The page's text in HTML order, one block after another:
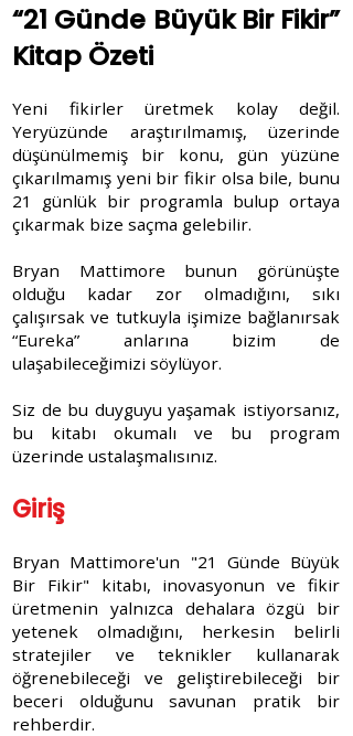
“21 Günde Büyük Bir Fikir”
Kitap Özeti
Yeni fikirler üretmek kolay değil.
Yeryüzünde araştırılmamış, üzerinde
düşünülmemiş bir konu, gün yüzüne
çıkarılmamış yeni bir fikir olsa bile, bunu
21 günlük bir programla bulup ortaya
çıkarmak bize saçma gelebilir.
Bryan Mattimore bunun görünüşte
olduğu kadar zor olmadığını, sıkı
çalışırsak ve tutkuyla işimize bağlanırsak
“Eureka” anlarına bizim de
ulaşabileceğimizi söylüyor.
Siz de bu duyguyu yaşamak istiyorsanız,
bu kitabı okumalı ve bu program
üzerinde ustalaşmalısınız.
Giriş
Bryan Mattimore'un "21 Günde Büyük
Bir Fikir" kitabı, inovasyonun ve fikir
üretmenin yalnızca dehalara özgü bir
yetenek olmadığını, herkesin belirli
stratejiler ve teknikler kullanarak
öğrenebileceği ve geliştirebileceği bir
beceri olduğunu savunan pratik bir
rehberdir.